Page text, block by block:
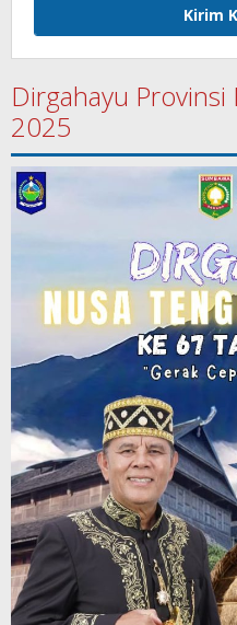
Dirgahayu
2025